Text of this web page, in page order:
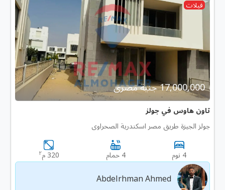
فيلات
17,000,000 جنية مصرى
تاون هاوس في جولز
جولز الجيزة طريق مصر اسكندرية الصحراوى
4 نوم 4 حمام 320 م ٢
Abdelrhman Ahmed